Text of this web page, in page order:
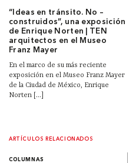
“Ideas en tránsito. No –
construidos”, una exposición
de Enrique Norten | TEN
arquitectos en el Museo
Franz Mayer
En el marco de su más reciente
exposición en el Museo Franz Mayer
de la Ciudad de México, Enrique
Norten [...]
ARTÍCULOS RELACIONADOS
COLUMNAS